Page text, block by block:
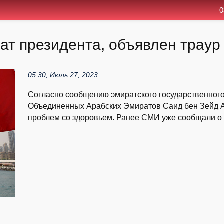
президента, объявлен
05:30, Июль 27, 2023
Согласно сообщению эмиратского
Объединенных Арабских Эмиратов Саид бен Зейд
проблем со здоровьем. Ранее СМИ уже сообщали о